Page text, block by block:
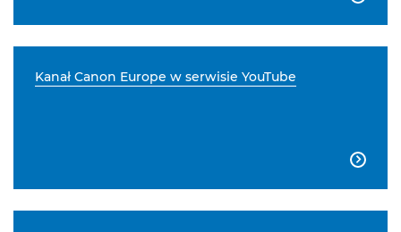
Kanał Canon Europe w serwisie YouTube
